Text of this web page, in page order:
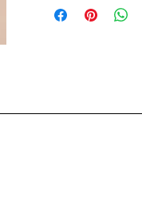
สอบถามราคา
ดูแผนที่ร้าน